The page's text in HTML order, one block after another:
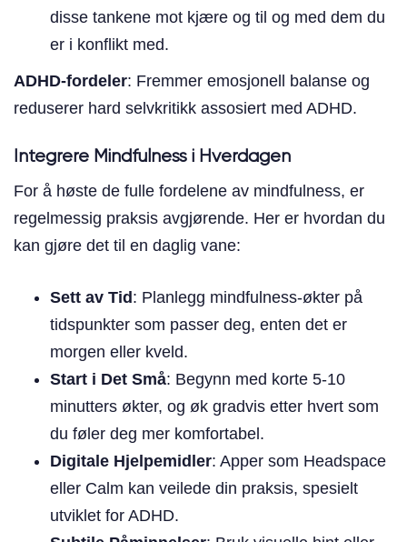
disse tankene mot kjære og til og med dem du
er i konflikt med.
ADHD-fordeler: Fremmer emosjonell balanse og
reduserer hard selvkritikk assosiert med ADHD.
Integrere Mindfulness i Hverdagen
For å høste de fulle fordelene av mindfulness, er
regelmessig praksis avgjørende. Her er hvordan du
kan gjøre det til en daglig vane:
Sett av Tid: Planlegg mindfulness-økter på
tidspunkter som passer deg, enten det er
morgen eller kveld.
Start i Det Små: Begynn med korte 5-10
minutters økter, og øk gradvis etter hvert som
du føler deg mer komfortabel.
Digitale Hjelpemidler: Apper som Headspace
eller Calm kan veilede din praksis, spesielt
utviklet for ADHD.